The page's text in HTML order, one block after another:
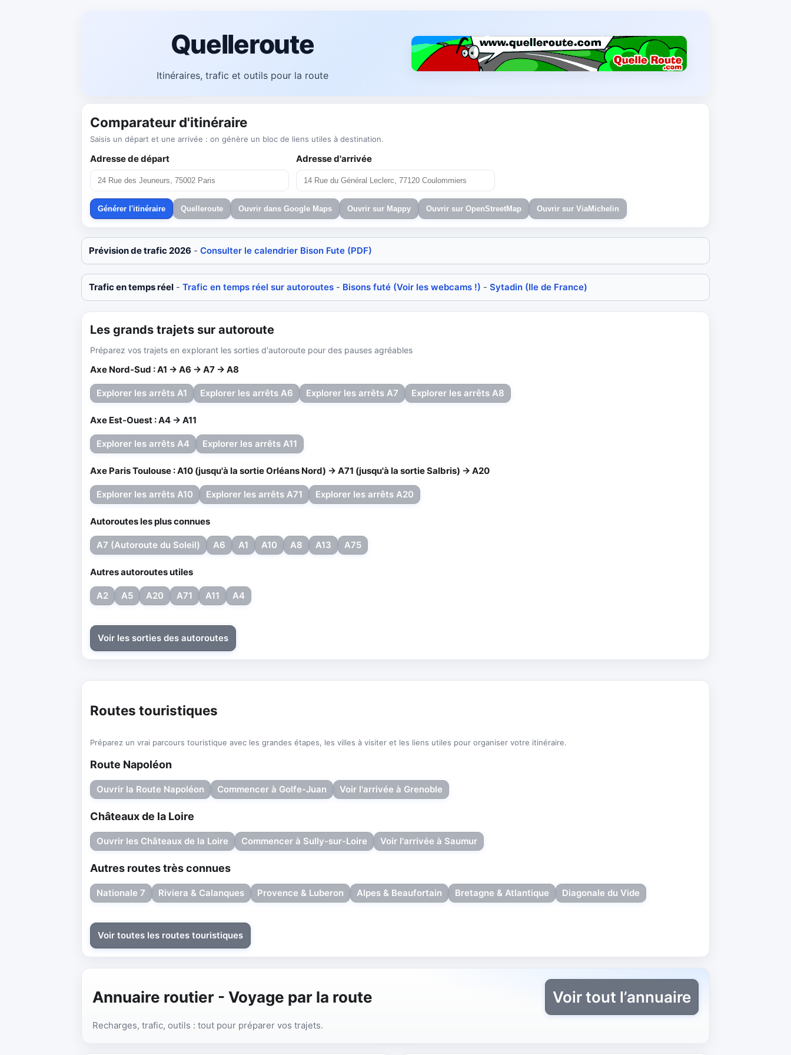
Quelleroute
Itinéraires, trafic et outils pour la route
Comparateur d'itinéraire
Saisis un départ et une arrivée : on génère un bloc de liens utiles à destination.
Adresse de départ Adresse d'arrivée
Générer l'itinéraire Quelleroute Ouvrir dans Google Maps Ouvrir sur Mappy Ouvrir sur OpenStreetMap Ouvrir sur ViaMichelin
Prévision de trafic 2026 - Consulter le calendrier Bison Fute (PDF)
Trafic en temps réel - Trafic en temps réel sur autoroutes - Bisons futé (Voir les webcams !) - Sytadin (Ile de France)
Les grands trajets sur autoroute
Préparez vos trajets en explorant les sorties d'autoroute pour des pauses agréables
Axe Nord-Sud : A1 → A6 → A7 → A8
Explorer les arrêts A1 Explorer les arrêts A6 Explorer les arrêts A7 Explorer les arrêts A8
Axe Est-Ouest : A4 → A11
Explorer les arrêts A4 Explorer les arrêts A11
Axe Paris Toulouse : A10 (jusqu'à la sortie Orléans Nord) → A71 (jusqu'à la sortie Salbris) → A20
Explorer les arrêts A10 Explorer les arrêts A71 Explorer les arrêts A20
Autoroutes les plus connues
A7 (Autoroute du Soleil) A6 A1 A10 A8 A13 A75
Autres autoroutes utiles
A2 A5 A20 A71 A11 A4
Voir les sorties des autoroutes
Routes touristiques
Préparez un vrai parcours touristique avec les grandes étapes, les villes à visiter et les liens utiles pour organiser votre itinéraire.
Route Napoléon
Ouvrir la Route Napoléon Commencer à Golfe-Juan Voir l'arrivée à Grenoble
Châteaux de la Loire
Ouvrir les Châteaux de la Loire Commencer à Sully-sur-Loire Voir l'arrivée à Saumur
Autres routes très connues
Nationale 7 Riviera & Calanques Provence & Luberon Alpes & Beaufortain Bretagne & Atlantique Diagonale du Vide
Voir toutes les routes touristiques
Annuaire routier - Voyage par la route Voir tout l’annuaire
Recharges, trafic, outils : tout pour préparer vos trajets.